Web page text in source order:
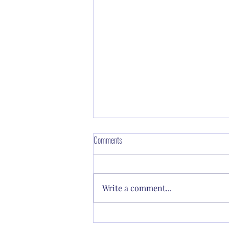
Vaikų dienos centrų konferencija “Vaikų
Comments
Write a comment...